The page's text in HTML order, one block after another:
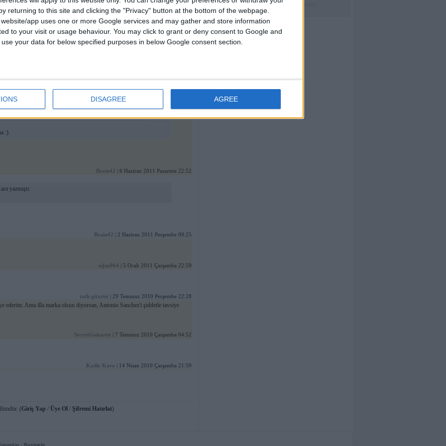
returning to this site and clicking the "Privacy" button at the bottom of the webpage.
app uses one or more Google services and may gather and store information
to your visit or usage behaviour. You may click to grant or deny consent to Google and
your data for below specified purposes in below Google consent section.
DISAGREE AGREE
berko48 | 30 Ağustos 2011 Salı 14:19
ama tınısı mükemmelldi ya. hakkaten ritmler çok hoş atılıyordu onda...
kodmanyagha| 13 Ağustos 2011 Cumartesi 02:35
Kadir Kara yazmıştı:
:)
Brain42 | 6 Haziran 2011 Pazartesi 22:52
yazmıştı:
Brain42 | 2 Haziran 2011 Perşembe 09:25
oğuz064 | 5 Ocak 2011 Çarşamba 22:59
tatlı gitarist | 29 Temmuz 2010 Perşembe 22:28
ederim. Ama illa marka olsun diyorsan, Antonio Sanchez'i şiddetle tavsiye
SecretGuitarist | 7 Temmuz 2010 Çarşamba 04:52
Kadir Kara | 14 Nisan 2010 Çarşamba 21:59
(Giriş Yap / Üye Ol / Şifremi Hatırlat)
GP tablarının hiçbirisi inmiyor
- Rastgele